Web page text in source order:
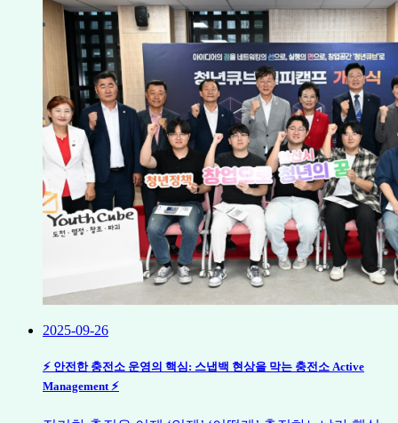
2025-09-26
⚡ 안전한 충전소 운영의 핵심: 스냅백 현상을 막는 충전소 Active
Management ⚡